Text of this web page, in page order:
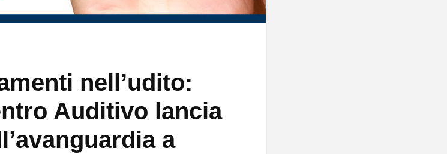
nell’udito:
Auditivo lancia
a